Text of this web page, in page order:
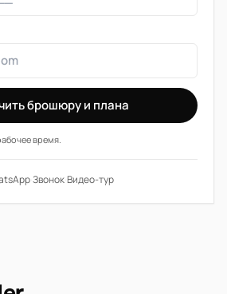
брошюру и плана
время.
·Звонок·Видео-тур